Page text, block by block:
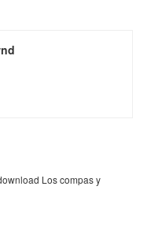
Los compas y